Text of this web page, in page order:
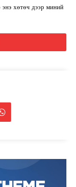
энэ хөтөч дээр миний